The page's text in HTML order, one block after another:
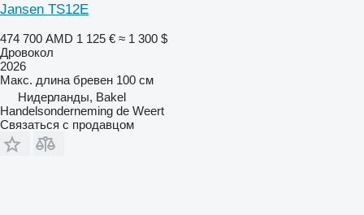
Jansen TS12E
474 700 AMD 1 125 € ≈ 1 300 $
Дровокол
2026
Макс. длина бревен 100 см
Нидерланды, Bakel
Handelsonderneming de Weert
Связаться с продавцом